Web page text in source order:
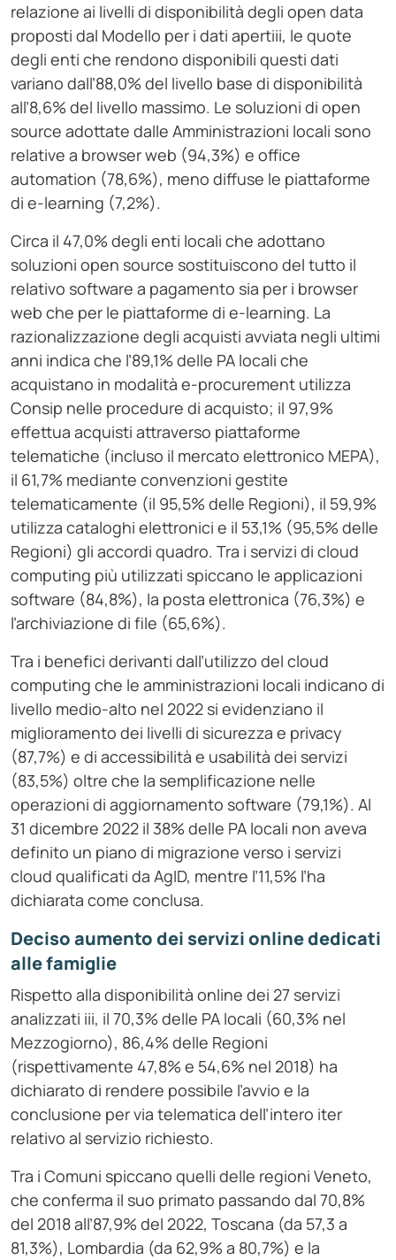
relazione ai livelli di disponibilità degli open data
proposti dal Modello per i dati apertiii, le quote
degli enti che rendono disponibili questi dati
variano dall’88,0% del livello base di disponibilità
all’8,6% del livello massimo. Le soluzioni di open
source adottate dalle Amministrazioni locali sono
relative a browser web (94,3%) e office
automation (78,6%), meno diffuse le piattaforme
di e-learning (7,2%).
Circa il 47,0% degli enti locali che adottano
soluzioni open source sostituiscono del tutto il
relativo software a pagamento sia per i browser
web che per le piattaforme di e-learning. La
razionalizzazione degli acquisti avviata negli ultimi
anni indica che l’89,1% delle PA locali che
acquistano in modalità e-procurement utilizza
Consip nelle procedure di acquisto; il 97,9%
effettua acquisti attraverso piattaforme
telematiche (incluso il mercato elettronico MEPA),
il 61,7% mediante convenzioni gestite
telematicamente (il 95,5% delle Regioni), il 59,9%
utilizza cataloghi elettronici e il 53,1% (95,5% delle
Regioni) gli accordi quadro. Tra i servizi di cloud
computing più utilizzati spiccano le applicazioni
software (84,8%), la posta elettronica (76,3%) e
l’archiviazione di file (65,6%).
Tra i benefici derivanti dall’utilizzo del cloud
computing che le amministrazioni locali indicano di
livello medio-alto nel 2022 si evidenziano il
miglioramento dei livelli di sicurezza e privacy
(87,7%) e di accessibilità e usabilità dei servizi
(83,5%) oltre che la semplificazione nelle
operazioni di aggiornamento software (79,1%). Al
31 dicembre 2022 il 38% delle PA locali non aveva
definito un piano di migrazione verso i servizi
cloud qualificati da AgID, mentre l’11,5% l’ha
dichiarata come conclusa.
Deciso aumento dei servizi online dedicati
alle famiglie
Rispetto alla disponibilità online dei 27 servizi
analizzati iii, il 70,3% delle PA locali (60,3% nel
Mezzogiorno), 86,4% delle Regioni
(rispettivamente 47,8% e 54,6% nel 2018) ha
dichiarato di rendere possibile l’avvio e la
conclusione per via telematica dell’intero iter
relativo al servizio richiesto.
Tra i Comuni spiccano quelli delle regioni Veneto,
che conferma il suo primato passando dal 70,8%
del 2018 all’87,9% del 2022, Toscana (da 57,3 a
81,3%), Lombardia (da 62,9% a 80,7%) e la